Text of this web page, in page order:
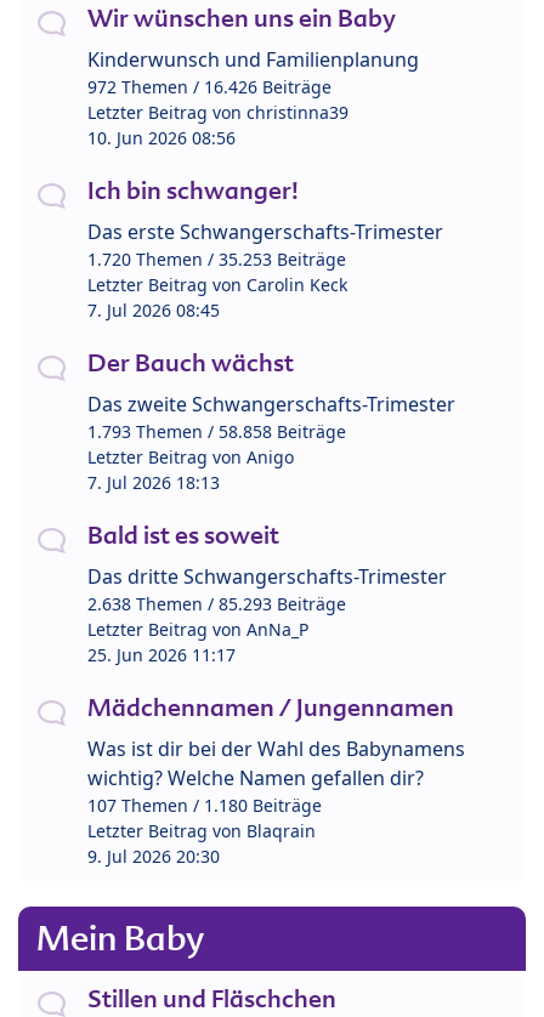
Wir wünschen uns ein Baby
Kinderwunsch und Familienplanung
972 Themen / 16.426 Beiträge
Letzter Beitrag von christinna39
10. Jun 2026 08:56
Ich bin schwanger!
Das erste Schwangerschafts-Trimester
1.720 Themen / 35.253 Beiträge
Letzter Beitrag von Carolin Keck
7. Jul 2026 08:45
Der Bauch wächst
Das zweite Schwangerschafts-Trimester
1.793 Themen / 58.858 Beiträge
Letzter Beitrag von Anigo
7. Jul 2026 18:13
Bald ist es soweit
Das dritte Schwangerschafts-Trimester
2.638 Themen / 85.293 Beiträge
Letzter Beitrag von AnNa_P
25. Jun 2026 11:17
Mädchennamen / Jungennamen
Was ist dir bei der Wahl des Babynamens
wichtig? Welche Namen gefallen dir?
107 Themen / 1.180 Beiträge
Letzter Beitrag von Blaqrain
9. Jul 2026 20:30
Mein Baby
Stillen und Fläschchen